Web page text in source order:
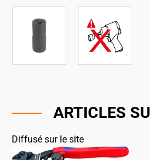
ARTICLES
Diffusé sur le site